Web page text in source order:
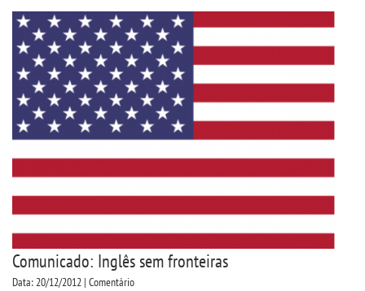
Comunicado: Inglês sem fronteiras
Data: 20/12/2012 | Comentário